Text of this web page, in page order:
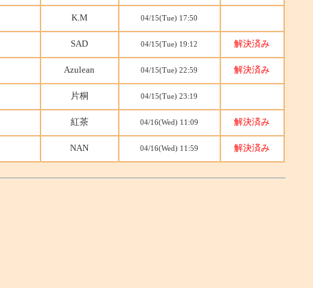
K.M 04/15(Tue) 17:50
SAD 04/15(Tue) 19:12 解決済み
Azulean 04/15(Tue) 22:59 解決済み
片桐 04/15(Tue) 23:19
紅茶 04/16(Wed) 11:09 解決済み
NAN 04/16(Wed) 11:59 解決済み